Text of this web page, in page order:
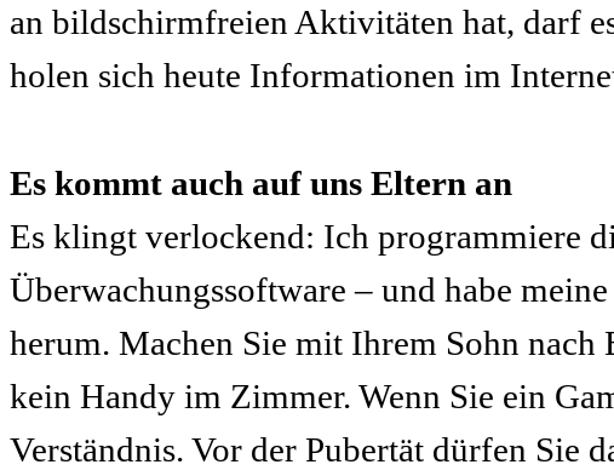
an bildschirmfreien Aktivitäten hat, darf
holen sich heute Informationen im
Es kommt auch auf uns Eltern an
Es klingt verlockend: Ich programmiere
Überwachungssoftware – und habe
herum. Machen Sie mit Ihrem Sohn nach
kein Handy im Zimmer. Wenn Sie ein
Verständnis. Vor der Pubertät dürfen Sie